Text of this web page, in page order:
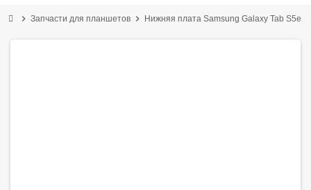
chevron_right Запчасти для планшетов chevron_right Нижняя плата Samsung Galaxy Tab S5e